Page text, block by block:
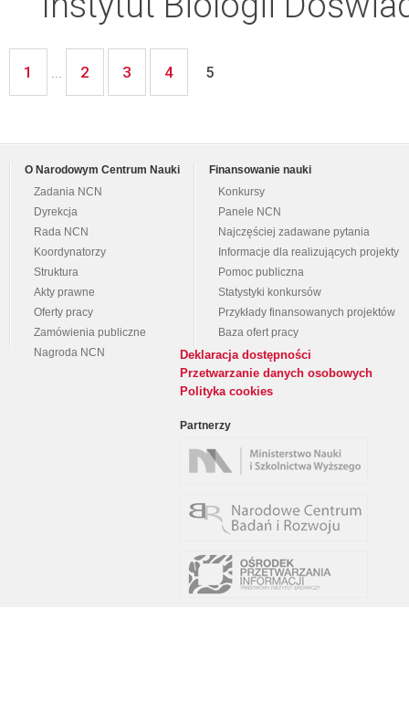
1 ... 2 3 4 5
O Narodowym Centrum Nauki
Zadania NCN
Dyrekcja
Rada NCN
Koordynatorzy
Struktura
Akty prawne
Oferty pracy
Zamówienia publiczne
Nagroda NCN
Finansowanie nauki
Konkursy
Panele NCN
Najczęściej zadawane pytania
Informacje dla realizujących projekty
Pomoc publiczna
Statystyki konkursów
Przykłady finansowanych projektów
Baza ofert pracy
Deklaracja dostępności
Przetwarzanie danych osobowych
Polityka cookies
Partnerzy